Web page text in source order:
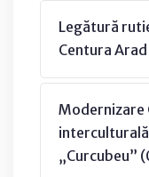
Legătură
Centura
Modernizare
„Curcubeu”